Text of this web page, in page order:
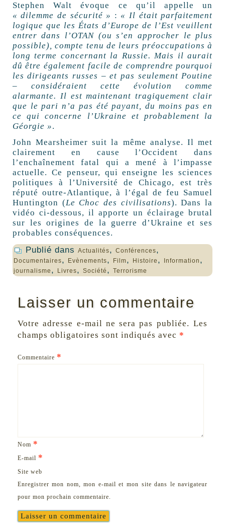
Stephen Walt évoque ce qu’il appelle un
« dilemme de sécurité » : « Il était parfaitement
logique que les États d’Europe de l’Est veuillent
entrer dans l’OTAN (ou s’en approcher le plus
possible), compte tenu de leurs préoccupations à
long terme concernant la Russie. Mais il aurait
dû être également facile de comprendre pourquoi
les dirigeants russes – et pas seulement Poutine
– considéraient cette évolution comme
alarmante. Il est maintenant tragiquement clair
que le pari n’a pas été payant, du moins pas en
ce qui concerne l’Ukraine et probablement la
Géorgie ».
John Mearsheimer suit la même analyse. Il met
clairement en cause l’Occident dans
l’enchaînement fatal qui a mené à l’impasse
actuelle. Ce penseur, qui enseigne les sciences
politiques à l’Université de Chicago, est très
réputé outre-Atlantique, à l’égal de feu Samuel
Huntington (Le Choc des civilisations). Dans la
vidéo ci-dessous, il apporte un éclairage brutal
sur les origines de la guerre d’Ukraine et ses
probables conséquences.
Publié dans Actualités, Conférences,
Documentaires, Evènements, Film, Histoire , Information ,
journalisme , Livres, Société , Terrorisme
Laisser un commentaire
Votre adresse e-mail ne sera pas publiée. Les
champs obligatoires sont indiqués avec *
Commentaire *
Nom *
E-mail *
Site web
Enregistrer mon nom, mon e-mail et mon site dans le navigateur
pour mon prochain commentaire.